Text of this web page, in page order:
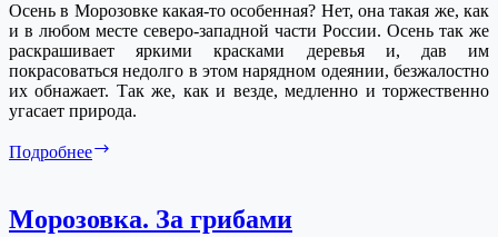
Осень в Морозовке какая-то особенная? Нет, она такая же, как
и в любом месте северо-западной части России. Осень так же
раскрашивает яркими красками деревья и, дав им
покрасоваться недолго в этом нарядном одеянии, безжалостно
их обнажает. Так же, как и везде, медленно и торжественно
угасает природа.
Подробнее
Морозовка. За грибами